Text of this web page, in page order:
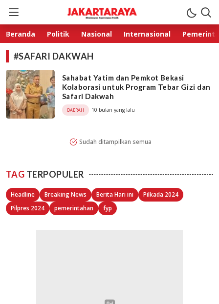
Jakarta Raya
Membangun Kepercayaan Publik
Beranda Politik Nasional Internasional
#SAFARI DAKWAH
Sahabat Yatim dan Pemkot Bekasi
Kolaborasi untuk Program Tebar Gizi dan
Safari Dakwah
DAERAH 10 bulan yang lalu
Sudah ditampilkan semua
TAG TERPOPULER
Headline Breaking News Berita Hari ini
Pilkada 2024
Pilpres 2024
pemerintahan fyp